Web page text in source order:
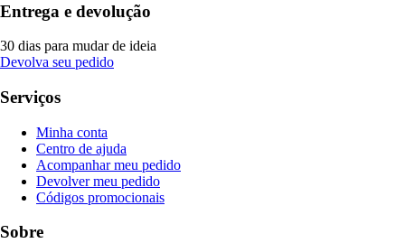
Entrega e devolução
30 dias para mudar de ideia
Devolva seu pedido
Serviços
Minha conta
Centro de ajuda
Acompanhar meu pedido
Devolver meu pedido
Códigos promocionais
Sobre